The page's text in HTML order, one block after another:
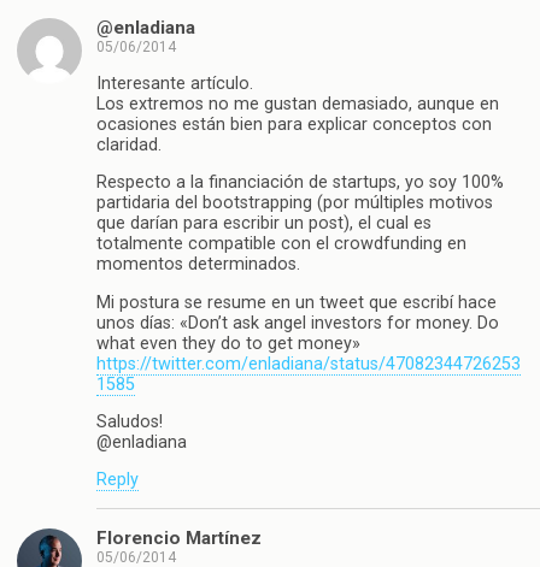
@enladiana
05/06/2014
Interesante artículo.
Los extremos no me gustan demasiado, aunque en
ocasiones están bien para explicar conceptos con
claridad.
Respecto a la financiación de startups, yo soy 100%
partidaria del bootstrapping (por múltiples motivos
que darían para escribir un post), el cual es
totalmente compatible con el crowdfunding en
momentos determinados.
Mi postura se resume en un tweet que escribí hace
unos días: «Don’t ask angel investors for money. Do
what even they do to get money»
https://twitter.com/enladiana/status/47082344726253
1585
Saludos!
@enladiana
Reply
Florencio Martínez
05/06/2014